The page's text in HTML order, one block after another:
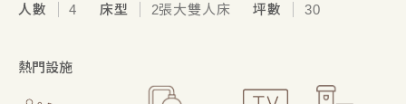
人數 4 床型 2張大雙人床 坪數 30
熱門設施